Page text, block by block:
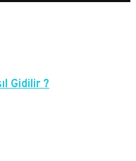
Gidilir ?